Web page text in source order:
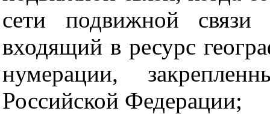
сети подвижной связи
входящий в ресурс
нумерации,
Российской Федерации;